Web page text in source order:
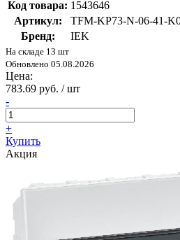
Код товара: 1543646
Артикул:
TFM-KP73-N-06-41-
Бренд:
IEK
На складе 13 шт
Обновлено 05.08.2026
Цена:
783.69 руб. / шт
-
+
Купить
Акция